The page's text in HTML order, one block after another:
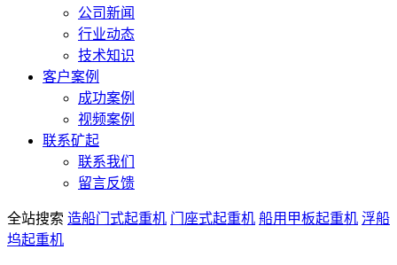
公司新闻
行业动态
技术知识
客户案例
成功案例
视频案例
联系矿起
联系我们
留言反馈
全站搜索 造船门式起重机 门座式起重机 船用甲板起重机 浮船
坞起重机